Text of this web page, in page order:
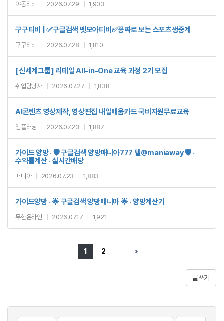
야동티비 2026.07.29 1,903
구구티비 | ✅구글검색 벳모아티비✅꽁짜로 보는 스포츠생중계
구구티비 2026.07.28 1,810
[신세계그룹] 리테일 All-in-One 교육 과정 2기 모집
취업담당자 2026.07.27 1,838
AI콘텐츠 영상제작, 영상편집 내일배움카드 국비지원무료교육
엠플러닝 2026.07.23 1,887
가이드 양방 · 🛡️ 구글검색 양방매니아777 텔@maniaway 🛡️ ·
수익률계산 · 실시간배당
매니아 2026.07.23 1,883
가이드양방 · 🌟 구글검색 양방매니아 🌟 · 양방계산기
무한온라인 2026.07.17 1,921
1 2
글쓰기